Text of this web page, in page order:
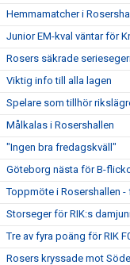
Hemmamatcher i
Junior EM-kval väntar för
Rosers säkrade
Viktig info till alla lagen
Spelare som tillhör
Målkalas i Rosershallen
"Ingen bra fredagskväll"
Göteborg nästa för B-
Toppmöte i Rosershallen -
Storseger för RIK:s
Tre av fyra poäng för RIK
Rosers kryssade mot